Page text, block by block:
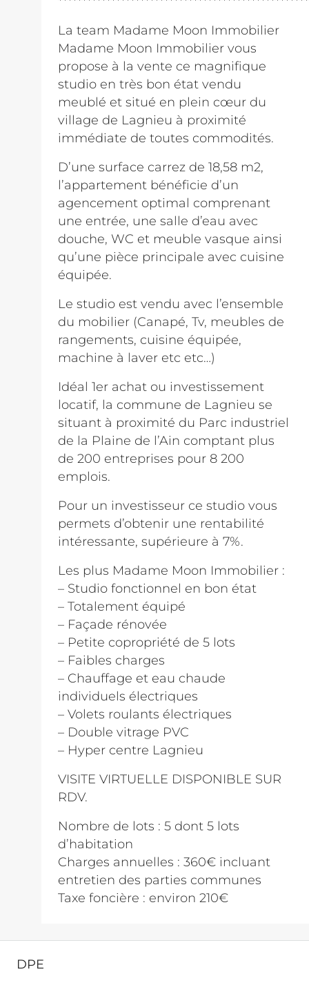
La team Madame Moon Immobilier
Madame Moon Immobilier vous
propose à la vente ce magnifique
studio en très bon état vendu
meublé et situé en plein cœur du
village de Lagnieu à proximité
immédiate de toutes commodités.
D’une surface carrez de 18,58 m2,
l’appartement bénéficie d’un
agencement optimal comprenant
une entrée, une salle d’eau avec
douche, WC et meuble vasque ainsi
qu’une pièce principale avec cuisine
équipée.
Le studio est vendu avec l’ensemble
du mobilier (Canapé, Tv, meubles de
rangements, cuisine équipée,
machine à laver etc etc…)
Idéal 1er achat ou investissement
locatif, la commune de Lagnieu se
situant à proximité du Parc industriel
de la Plaine de l’Ain comptant plus
de 200 entreprises pour 8 200
emplois.
Pour un investisseur ce studio vous
permets d’obtenir une rentabilité
intéressante, supérieure à 7%.
Les plus Madame Moon Immobilier :
– Studio fonctionnel en bon état
– Totalement équipé
– Façade rénovée
– Petite copropriété de 5 lots
– Faibles charges
– Chauffage et eau chaude
individuels électriques
– Volets roulants électriques
– Double vitrage PVC
– Hyper centre Lagnieu
VISITE VIRTUELLE DISPONIBLE SUR
RDV.
Nombre de lots : 5 dont 5 lots
d’habitation
Charges annuelles : 360€ incluant
entretien des parties communes
Taxe foncière : environ 210€
DPE